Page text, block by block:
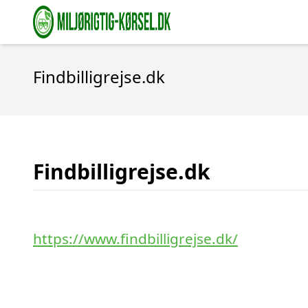
Findbilligrejse.dk
Findbilligrejse.dk
https://www.findbilligrejse.dk/